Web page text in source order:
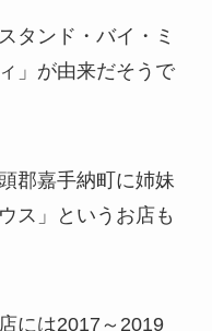
タンド・バイ・ミ
」が由来だそうで
郡嘉手納町に姉妹
ス」というお店も
には2017～2019